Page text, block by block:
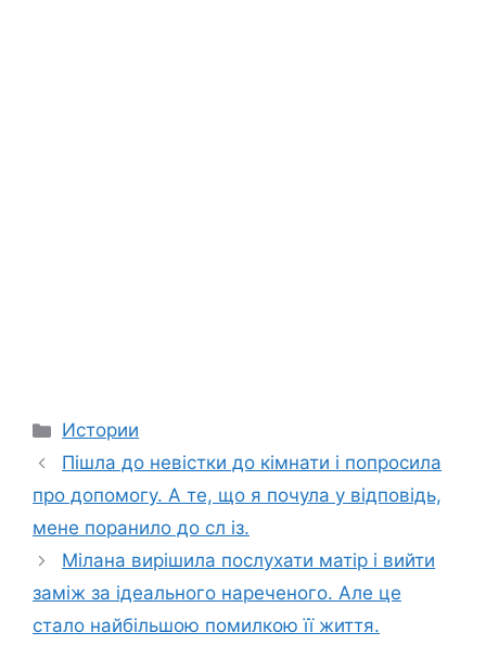
Categories
Истории
Пішла до невістки до кімнати і попросила
про допомогу. А те, що я почула у відповідь,
мене поранило до сл із.
Мілана вирішила послухати матір і вийти
заміж за ідеального нареченого. Але це
стало найбільшою помилкою її життя.